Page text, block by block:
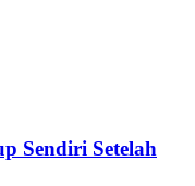
Sendiri Setelah